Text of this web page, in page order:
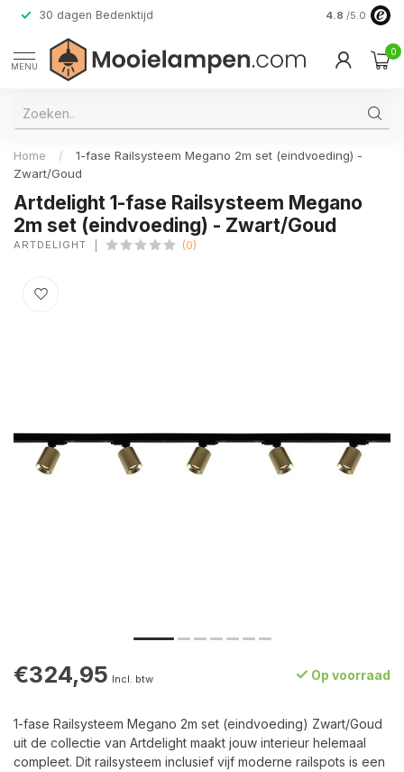
30 dagen Bedenktijd Verzending
4.8 /5.0
MENU
0
Home /
1-fase Railsysteem Megano 2m set (eindvoeding) -
Zwart/Goud
Artdelight 1-fase Railsysteem Megano
2m set (eindvoeding) - Zwart/Goud
ARTDELIGHT (0)
€324,95 Incl. btw Op voorraad
1-fase Railsysteem Megano 2m set (eindvoeding) Zwart/Goud
uit de collectie van Artdelight maakt jouw interieur helemaal
compleet. Dit railsysteem inclusief vijf moderne railspots is een